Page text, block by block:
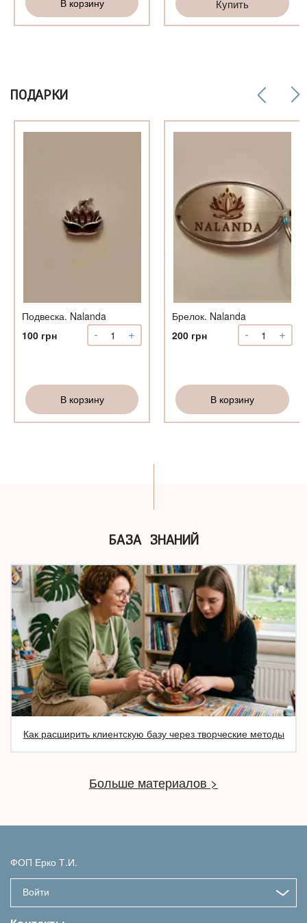
Купить
ПОДАРКИ
Подвеска. Nalanda
100 грн -
Количество
Подвеска.
+
В корзину
Брелок. Nalanda
200 грн -
Количество
Брелок.
+
В корзину
БАЗА ЗНАНИЙ
Как расширить клиентскую базу через творческие методы
Больше материалов >
ФОП Ерко Т.И.
Войти